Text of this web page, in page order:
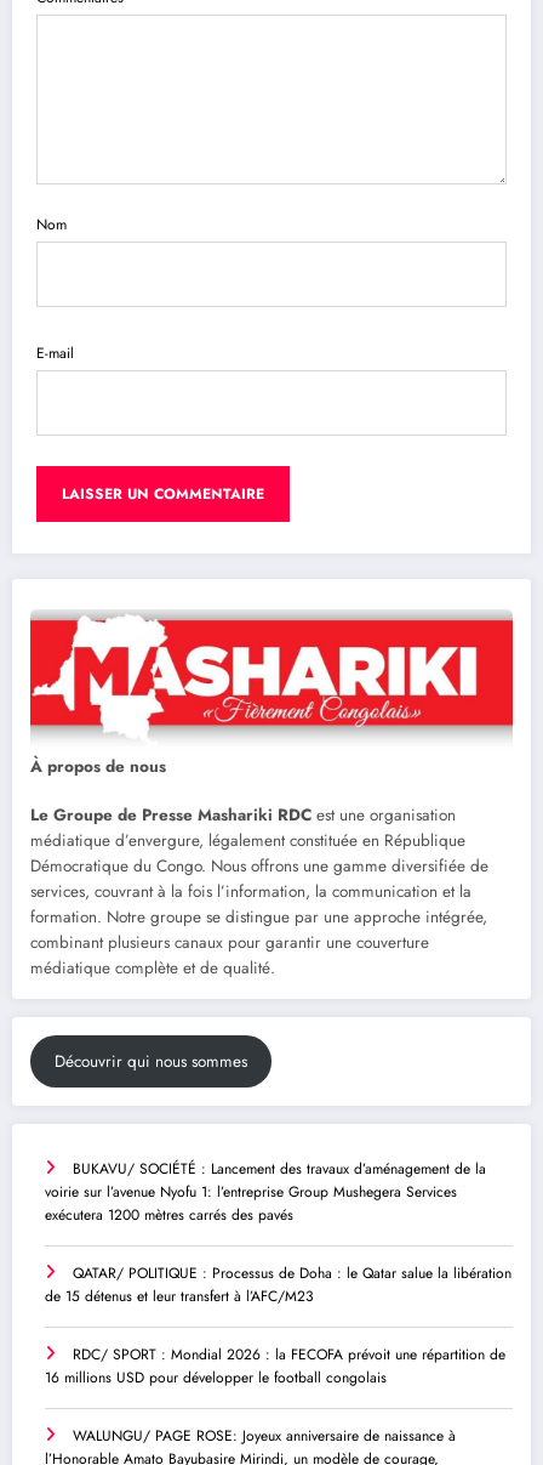
Nom
E-mail
À propos de nous
Le Groupe de Presse Mashariki RDC est une organisation
médiatique d’envergure, légalement constituée en République
Démocratique du Congo. Nous offrons une gamme diversifiée de
services, couvrant à la fois l’information, la communication et la
formation. Notre groupe se distingue par une approche intégrée,
combinant plusieurs canaux pour garantir une couverture
médiatique complète et de qualité.
Découvrir qui nous sommes
BUKAVU/ SOCIÉTÉ : Lancement des travaux d’aménagement de la
voirie sur l’avenue Nyofu 1: l’entreprise Group Mushegera Services
exécutera 1200 mètres carrés des pavés
QATAR/ POLITIQUE : Processus de Doha : le Qatar salue la libération
de 15 détenus et leur transfert à l’AFC/M23
RDC/ SPORT : Mondial 2026 : la FECOFA prévoit une répartition de
16 millions USD pour développer le football congolais
WALUNGU/ PAGE ROSE: Joyeux anniversaire de naissance à
l’Honorable Amato Bayubasire Mirindi, un modèle de courage,